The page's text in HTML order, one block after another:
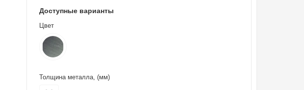
Доступные варианты
Цвет
Толщина металла, (мм)